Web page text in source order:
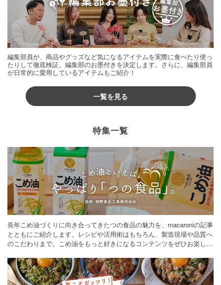
編集部員が、商品やグッズなど気になるアイテムを実際に食べたり使っ
たりして徹底検証。編集部のお墨付きを決定します。さらに、編集部員
が日常的に愛用しているアイテムもご紹介！
一覧を見る
特集一覧
長年こめ油づくりに向き合ってきたつの食品の魅力を、macaroniの記事
とともにご紹介します。レシピや活用術はもちろん、製造現場や品質へ
のこだわりまで。こめ油をもっと好きになるコンテンツをぜひお楽しみ